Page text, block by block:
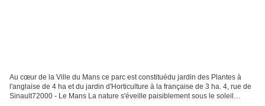
Au cœur de la Ville du Mans ce parc est constituédu jardin des Plantes à
l'anglaise de 4 ha et du jardin d'Horticulture à la française de 3 ha. 4, rue de
Sinault72000 - Le Mans La nature s'éveille paisiblement sous le soleil